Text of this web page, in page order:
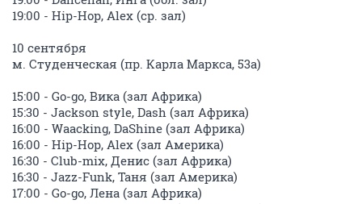
19:00 - Hip-Hop, Alex (ср. зал)
10 сентября
м. Студенческая (пр. Карла Маркса, 53а)
15:00 - Go-go, Вика (зал Африка)
15:30 - Jackson style, Dash (зал Африка)
16:00 - Waacking, DaShine (зал Африка)
16:00 - Hip-Hop, Alex (зал Америка)
16:30 - Club-mix, Денис (зал Африка)
16:30 - Jazz-Funk, Таня (зал Америка)
17:00 - Go-go, Лена (зал Африка)